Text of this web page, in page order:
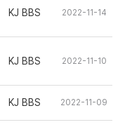
KJ BBS 2022-11-14
KJ BBS 2022-11-10
KJ BBS 2022-11-09